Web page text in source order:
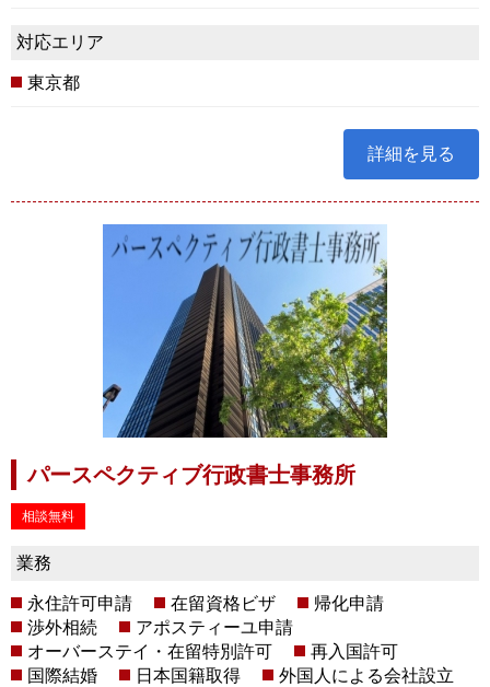
対応エリア
東京都
詳細を見る
パースペクティブ行政書士事務所
相談無料
業務
永住許可申請 在留資格ビザ
帰化申請
渉外相続
アポスティーユ申請
オーバーステイ・在留特別許可
再入国許可
国際結婚
日本国籍取得
外国人による会社設立